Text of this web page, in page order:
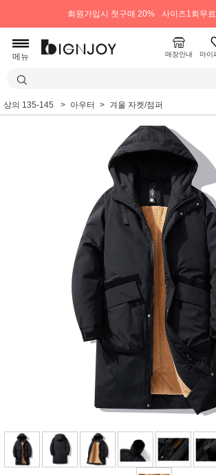
회원가입시 첫구매 20% 사이즈1회무
메뉴 매장안내 마이
상의 135-145 아우터 겨울 자켓/점퍼